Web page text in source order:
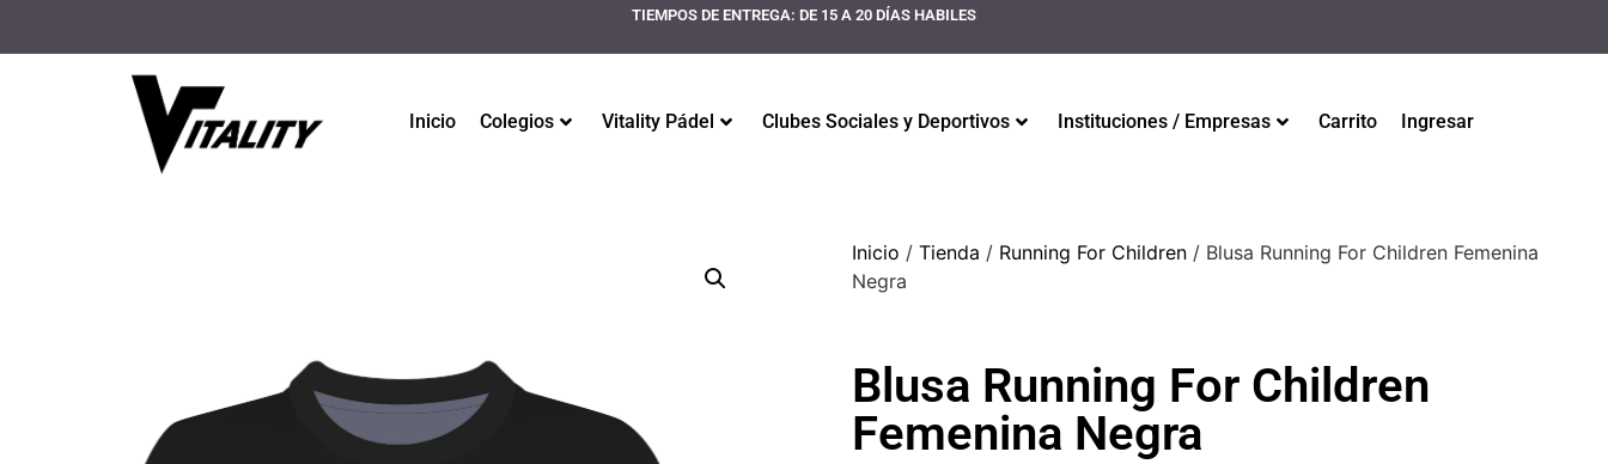
TIEMPOS DE ENTREGA: DE 15 A 20 DÍAS HABILES
Inicio Colegios Vitality Pádel Clubes Sociales y Deportivos Instituciones / Empresas Carrito Ingresar
Inicio / Tienda / Running For Children / Blusa Running For Children Femenina
Negra
Blusa Running For Children
Femenina Negra